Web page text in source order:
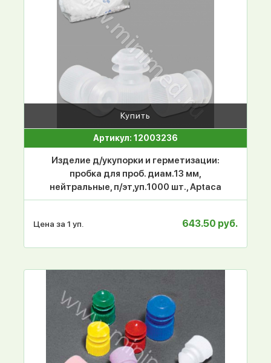
Купить
Артикул: 12003236
Изделие д/укупорки и герметизации:
пробка для проб. диам.13 мм,
нейтральные, п/эт,уп.1000 шт., Aptaca
Цена за 1 уп. 643.50 руб.